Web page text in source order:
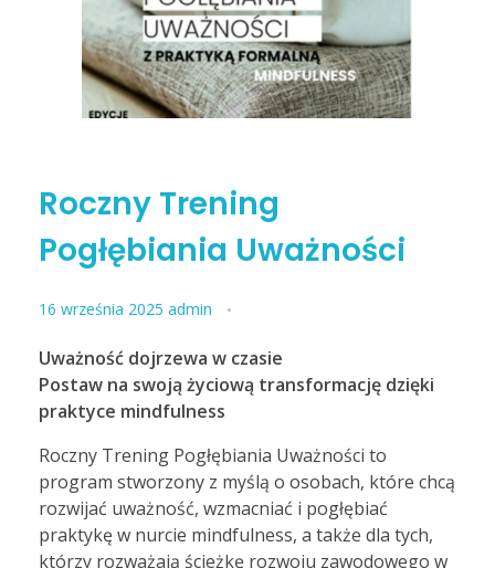
oferta dla firm
wyjazdy
poczytaj
Czym jest nurt compassion?
obejrzyj
Roczny Trening
Pogłębiania Uważności
16 września 2025 admin
Uważność dojrzewa w czasie
Postaw na swoją życiową transformację dzięki
praktyce mindfulness
Roczny Trening Pogłębiania Uważności to
program stworzony z myślą o osobach, które chcą
rozwijać uważność, wzmacniać i pogłębiać
praktykę w nurcie mindfulness, a także dla tych,
którzy rozważają ścieżkę rozwoju zawodowego w